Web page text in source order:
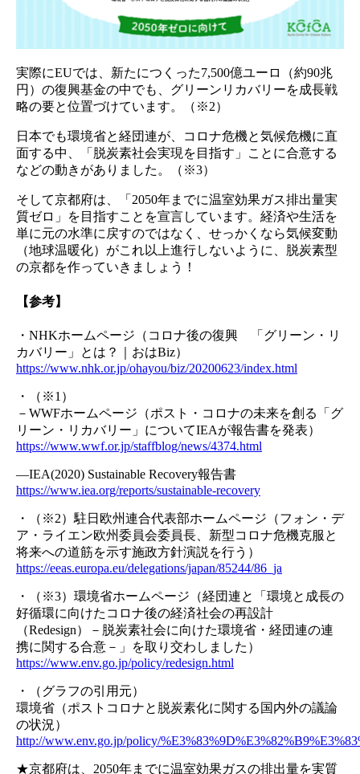
実際にEUでは、新たにつくった7,500億ユーロ（約90兆
円）の復興基金の中でも、グリーンリカバリーを成長戦
略の要と位置づけています。（※2）
日本でも環境省と経団連が、コロナ危機と気候危機に直
面する中、「脱炭素社会実現を目指す」ことに合意する
などの動きがありました。（※3）
そして京都府は、「2050年までに温室効果ガス排出量実
質ゼロ」を目指すことを宣言しています。経済や生活を
単に元の水準に戻すのではなく、せっかくなら気候変動
（地球温暖化）がこれ以上進行しないように、脱炭素型
の京都を作っていきましょう！
【参考】
・NHKホームページ（コロナ後の復興 「グリーン・リ
カバリー」とは？｜おはBiz）
https://www.nhk.or.jp/ohayou/biz/20200623/index.html
・（※1）
－WWFホームページ（ポスト・コロナの未来を創る「グ
リーン・リカバリー」についてIEAが報告書を発表）
https://www.wwf.or.jp/staffblog/news/4374.html
―IEA(2020) Sustainable Recovery報告書
https://www.iea.org/reports/sustainable-recovery
・（※2）駐日欧州連合代表部ホームページ（フォン・デ
ア・ライエン欧州委員会委員長、新型コロナ危機克服と
将来への道筋を示す施政方針演説を行う）
https://eeas.europa.eu/delegations/japan/85244/86_ja
・（※3）環境省ホームページ（経団連と「環境と成長の
好循環に向けたコロナ後の経済社会の再設計
（Redesign）－脱炭素社会に向けた環境省・経団連の連
携に関する合意－」を取り交わしました）
https://www.env.go.jp/policy/redesign.html
・（グラフの引用元）
環境省（ポストコロナと脱炭素化に関する国内外の議論
の状況）
http://www.env.go.jp/policy/
★京都府は、2050年までに温室効果ガスの排出量を実質